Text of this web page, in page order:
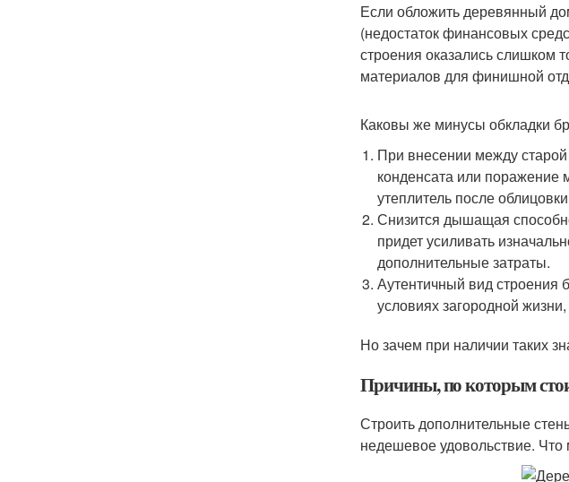
Если обложить деревянный
(недостаток финансовых
строения оказались слишком
материалов для финишной
Каковы же минусы обкладки
При внесении между
конденсата или поражение
утеплитель после
Снизится дышащая
придет усиливать
дополнительные затраты.
Аутентичный вид строения
условиях загородной
Но зачем при наличии таких
Причины, по которым
Строить дополнительные
недешевое удовольствие. Что